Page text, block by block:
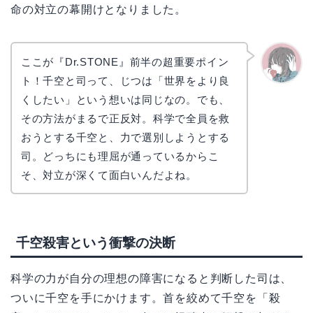
命の対立の幕開けとなりました。
ここが『Dr.STONE』前半の超重要ポイン
ト！千空と司って、じつは「世界をより良
くしたい」という想いは同じなの。でも、
その方法がまるで正反対。科学で全員を救
おうとする千空と、力で選別しようとする
司。どっちにも理屈が通っているからこ
そ、対立が深くて面白いんだよね。
千空殺害という衝撃の決断
科学の力が自分の理想の障害になると判断した司は、
ついに千空を手にかけます。首を絞めて千空を「殺